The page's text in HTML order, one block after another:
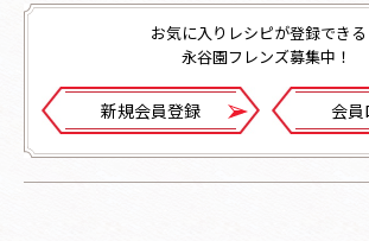
お気に入りレシピが登録できる
永谷園フレンズ募集中！
新規会員登録 会員